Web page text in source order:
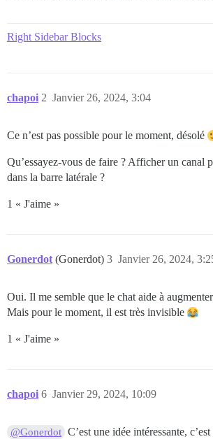
Right Sidebar Blocks
chapoi Janvier 26, 2024, 3:04
2
Ce n’est pas possible pour le moment, désolé
Qu’essayez-vous de faire ? Afficher un canal
dans la barre latérale ?
1 « J'aime »
Gonerdot (Gonerdot) Janvier 26, 2024,
3
Oui. Il me semble que le chat aide à
Mais pour le moment, il est très invisible
1 « J'aime »
chapoi Janvier 29, 2024, 10:09
6
@Gonerdot C’est une idée intéressante,